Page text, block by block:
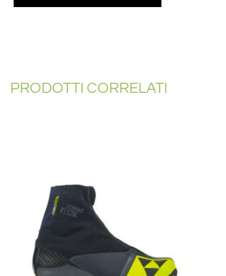
PRODOTTI CORRELATI